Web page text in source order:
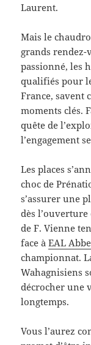
Laurent.
Mais le
grands
passionné, les
qualifiés pour
France, savent
moments clés.
quête de
l’engagement
Les places
choc de
s’assurer une
dès
de F. Vienne
face àEAL
championnat.
Wahagnisiens
décrocher une
longtemps.
Vous l’aurez